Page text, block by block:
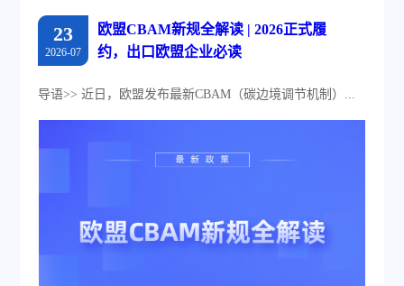
23
2026-07
欧盟CBAM新规全解读 | 2026正式履
约，出口欧盟企业必读
导语>> 近日，欧盟发布最新CBAM（碳边境调节机制）...